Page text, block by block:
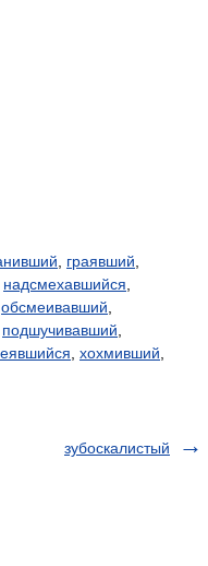
граявший
надсмехавшийся
обсмеивавший
подшучивавший
хохмивший
зубоскалистый